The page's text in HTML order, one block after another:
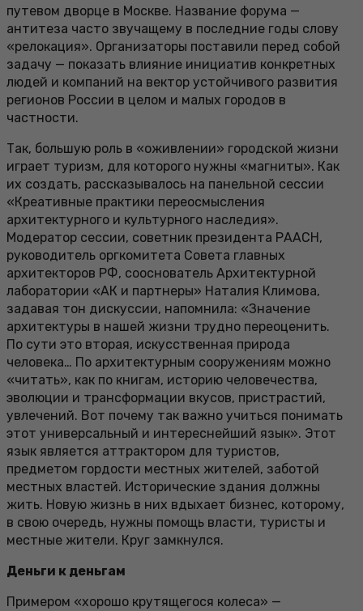
путевом дворце в Москве. Название форума —
антитеза часто звучащему в последние годы слову
«релокация». Организаторы поставили перед собой
задачу — показать влияние инициатив конкретных
людей и компаний на вектор устойчивого развития
регионов России в целом и малых городов в
частности.
Так, большую роль в «оживлении» городской жизни
играет туризм, для которого нужны «магниты». Как
их создать, рассказывалось на панельной сессии
«Креативные практики переосмысления
архитектурного и культурного наследия».
Модератор сессии, советник президента РААСН,
руководитель оргкомитета Совета главных
архитекторов РФ, сооснователь Архитектурной
лаборатории «АК и партнеры» Наталия Климова,
задавая тон дискуссии, напомнила: «Значение
архитектуры в нашей жизни трудно переоценить.
По сути это вторая, искусственная природа
человека… По архитектурным сооружениям можно
«читать», как по книгам, историю человечества,
эволюции и трансформации вкусов, пристрастий,
увлечений. Вот почему так важно учиться понимать
этот универсальный и интереснейший язык». Этот
язык является аттрактором для туристов,
предметом гордости местных жителей, заботой
местных властей. Исторические здания должны
жить. Новую жизнь в них вдыхает бизнес, которому,
в свою очередь, нужны помощь власти, туристы и
местные жители. Круг замкнулся.
Деньги к деньгам
Примером «хорошо крутящегося колеса» —